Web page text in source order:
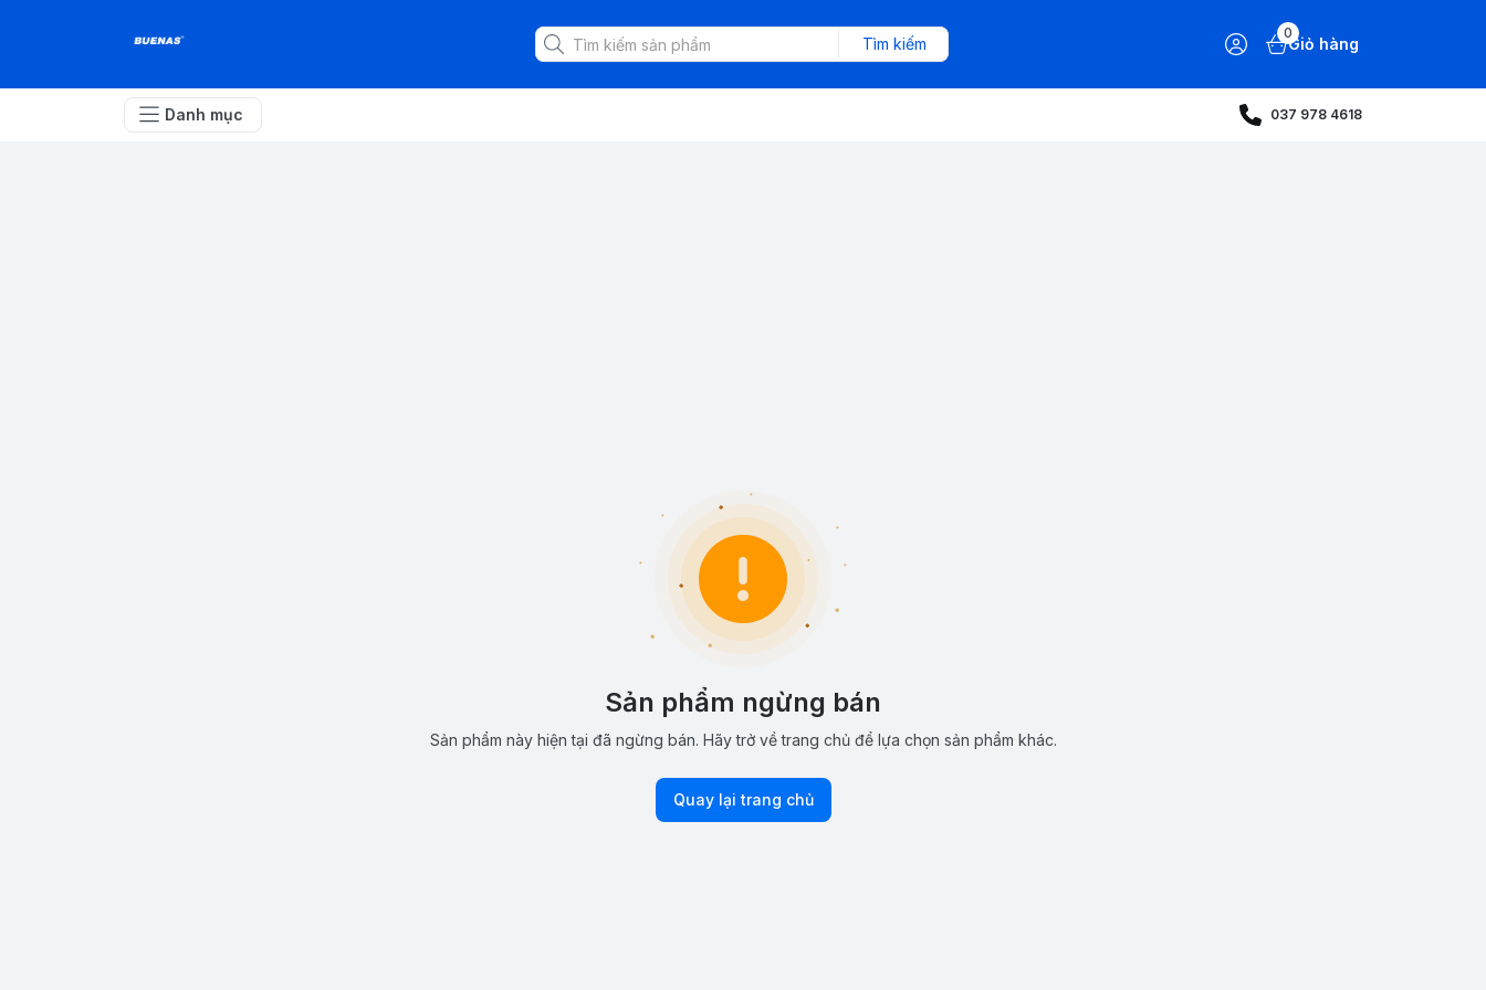
Tìm kiếm
0
Giỏ hàng
Danh mục 037 978 4618
Sản phẩm ngừng bán
Sản phẩm này hiện tại đã ngừng bán. Hãy trở về trang chủ để lựa chọn sản phẩm khác.
Quay lại trang chủ